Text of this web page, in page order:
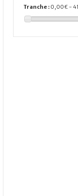
Tranche : 0,00€ -